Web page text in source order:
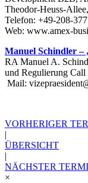
Theodor-Heuss-
Telefon: +49-208-
Web: www.amex-
Manuel Schindler –
RA Manuel A.
und Regulierung
Mail:
VORHERIGER
|
ÜBERSICHT
|
NÄCHSTER
×